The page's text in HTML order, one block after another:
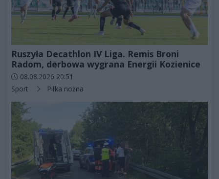
Ruszyła Decathlon IV Liga. Remis Broni
Radom, derbowa wygrana Energii Kozienice
Data dodania artykułu:
08.08.2026 20:51
Kategorie artykułu:
Sport Piłka nożna